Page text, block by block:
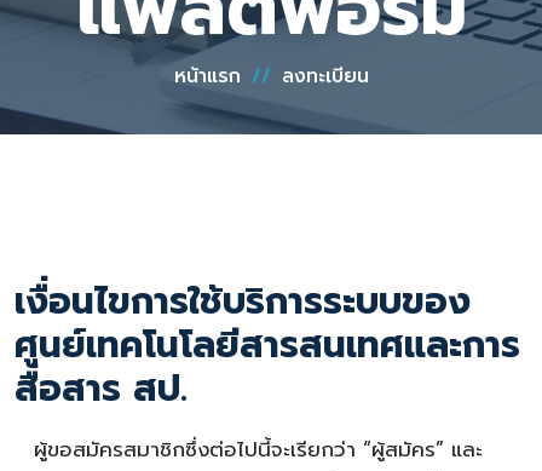
หน้าแรก // ลงทะเบียน
เงื่อนไขการใช้บริการระบบของ
ศูนย์เทคโนโลยีสารสนเทศและการ
สื่อสาร สป.
ผู้ขอสมัครสมาชิกซึ่งต่อไปนี้จะเรียกว่า “ผู้สมัคร” และ